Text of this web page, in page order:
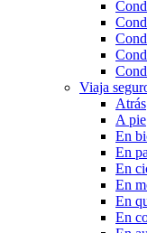
Viaja
Atrás
A pie
En
En
En
En
En
En